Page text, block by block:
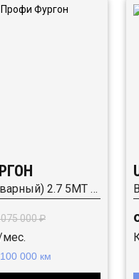
Base Икар (Промтоварный) 2.7 5MT (150 л.с.) 4WD
000 ₽
000 км